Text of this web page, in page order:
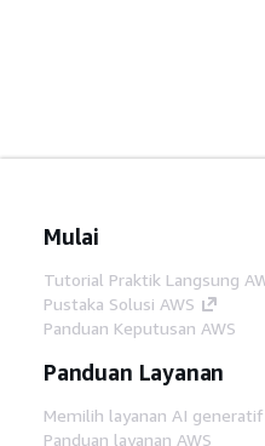
Mulai
Tutorial Praktik Langsung
Pustaka Solusi AWS
Panduan Keputusan AWS
Panduan Layanan
Memilih layanan AI generatif
Panduan layanan AWS